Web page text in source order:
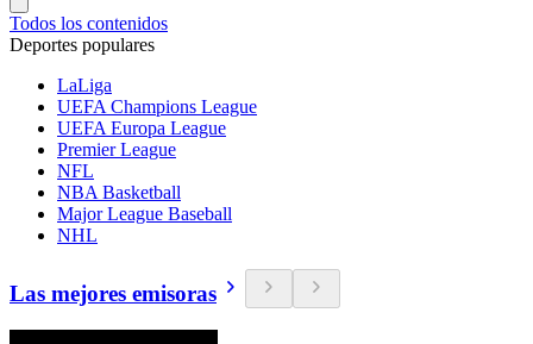
Todos los contenidos
Deportes populares
LaLiga
UEFA Champions League
UEFA Europa League
Premier League
NFL
NBA Basketball
Major League Baseball
NHL
Las mejores emisoras